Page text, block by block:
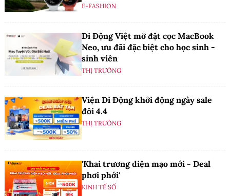
E-FASHION
Di Động Việt mở đặt cọc MacBook
Neo, ưu đãi đặc biệt cho học sinh -
sinh viên
THỊ TRƯỜNG
Viện Di Động khởi động ngày sale
đôi 4.4
THỊ TRƯỜNG
'Khai trương diện mạo mới - Deal
phơi phới'
KINH TẾ SỐ